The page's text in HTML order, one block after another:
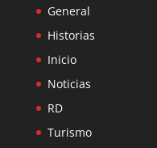
General
Historias
Inicio
Noticias
RD
Turismo